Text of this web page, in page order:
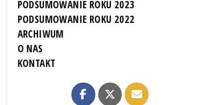
PODSUMOWANIE ROKU 2023
PODSUMOWANIE ROKU 2022
ARCHIWUM
O NAS
KONTAKT